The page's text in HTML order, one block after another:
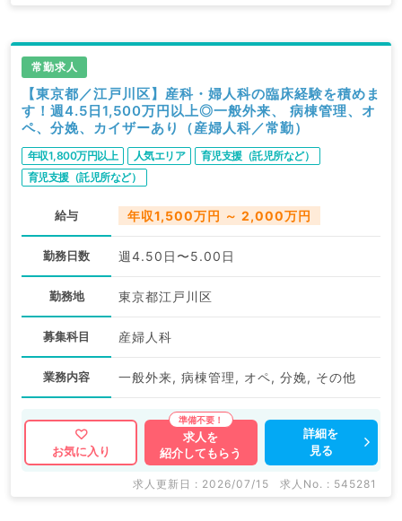
常勤求人
【東京都／江戸川区】産科・婦人科の臨床経験を積めま
す！週4.5日1,500万円以上◎一般外来、 病棟管理、オ
ペ、分娩、カイザーあり（産婦人科／常勤）
年収1,800万円以上 人気エリア
育児支援（託児所など）
育児支援（託児所など）
給与 年収1,500万円 ～ 2,000万円
勤務日数 週4.50日〜5.00日
勤務地 東京都江戸川区
募集科目 産婦人科
業務内容 一般外来, 病棟管理, オペ, 分娩, その他
お気に入り
求人を
紹介してもらう
詳細を
見る
求人更新日 : 2026/07/15 求人No. : 545281